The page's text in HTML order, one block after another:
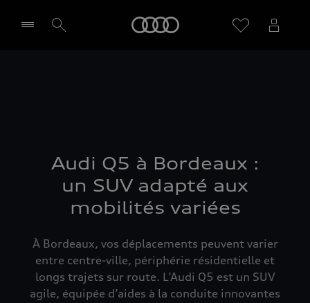
Audi Q5 à Bordeaux :
un SUV adapté aux
mobilités variées
À Bordeaux, vos déplacements peuvent varier
entre centre-ville, périphérie résidentielle et
longs trajets sur route. L’Audi Q5 est un SUV
agile, équipée d’aides à la conduite innovantes